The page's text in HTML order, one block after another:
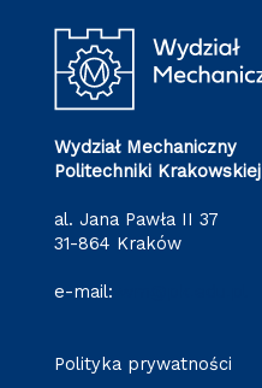
Wydział Mechaniczny
Politechniki Krakowskiej
al. Jana Pawła II 37
31-864 Kraków
e-mail:
Polityka prywatności